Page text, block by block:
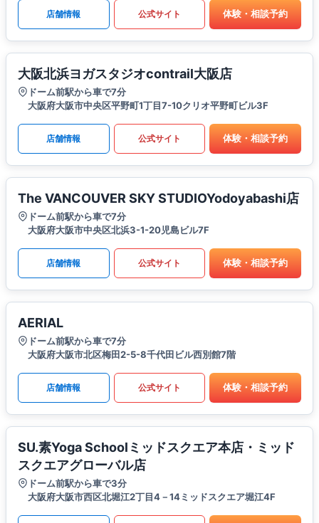
店舗情報 公式サイト 体験・相談予約
大阪北浜ヨガスタジオcontrail大阪店
ドーム前駅から車で7分
大阪府大阪市中央区平野町1丁目7-10クリオ平野町ビル3F
店舗情報 公式サイト 体験・相談予約
The VANCOUVER SKY STUDIOYodoyabashi店
ドーム前駅から車で7分
大阪府大阪市中央区北浜3-1-20児島ビル7F
店舗情報 公式サイト 体験・相談予約
AERIAL
ドーム前駅から車で7分
大阪府大阪市北区梅田2-5-8千代田ビル西別館7階
店舗情報 公式サイト 体験・相談予約
SU.素Yoga Schoolミッドスクエア本店・ミッド
スクエアグローバル店
ドーム前駅から車で3分
大阪府大阪市西区北堀江2丁目4－14ミッドスクエア堀江4F